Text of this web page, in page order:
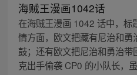
海贼王漫画1042话
在海贼王漫画 1042 话中，标
情方面，欧文把藏有尼治和
鼓；还有欧文把尼治和勇治
克出手偷袭 CP0 的小队长，